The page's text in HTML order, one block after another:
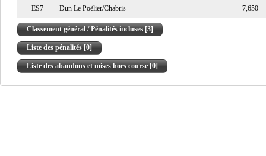
ES7 Dun Le Poëlier/Chabris 7,650
Classement général / Pénalités incluses [3]
Liste des pénalités [0]
Liste des abandons et mises hors course [0]